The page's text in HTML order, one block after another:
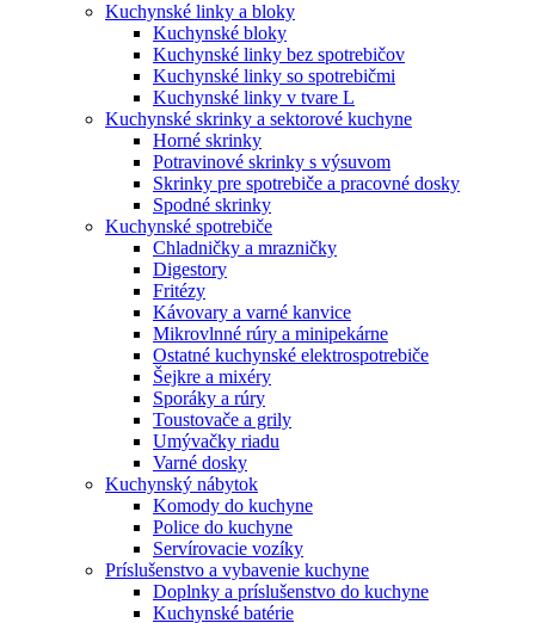
Kuchynské linky a bloky
Kuchynské bloky
Kuchynské linky bez spotrebičov
Kuchynské linky so spotrebičmi
Kuchynské linky v tvare L
Kuchynské skrinky a sektorové kuchyne
Horné skrinky
Potravinové skrinky s výsuvom
Skrinky pre spotrebiče a pracovné dosky
Spodné skrinky
Kuchynské spotrebiče
Chladničky a mrazničky
Digestory
Fritézy
Kávovary a varné kanvice
Mikrovlnné rúry a minipekárne
Ostatné kuchynské elektrospotrebiče
Šejkre a mixéry
Sporáky a rúry
Toustovače a grily
Umývačky riadu
Varné dosky
Kuchynský nábytok
Komody do kuchyne
Police do kuchyne
Servírovacie vozíky
Príslušenstvo a vybavenie kuchyne
Doplnky a príslušenstvo do kuchyne
Kuchynské batérie